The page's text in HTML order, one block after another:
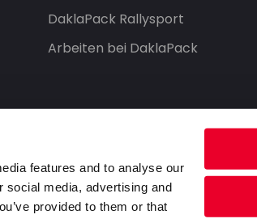
features and to analyse our
social media, advertising and
provided to them or that
DaklaPack Rallysport
Arbeiten bei DaklaPack